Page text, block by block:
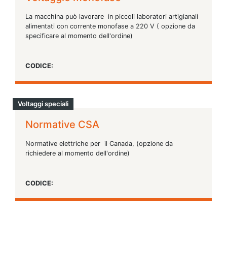
La macchina può lavorare in piccoli laboratori artigianali
alimentati con corrente monofase a 220 V ( opzione da
specificare al momento dell'ordine)
CODICE:
Voltaggi speciali
Normative CSA
Normative elettriche per il Canada, (opzione da
richiedere al momento dell'ordine)
CODICE: